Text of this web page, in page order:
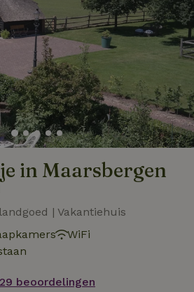
in Maarsbergen
| Vakantiehuis
WiFi
29 beoordelingen